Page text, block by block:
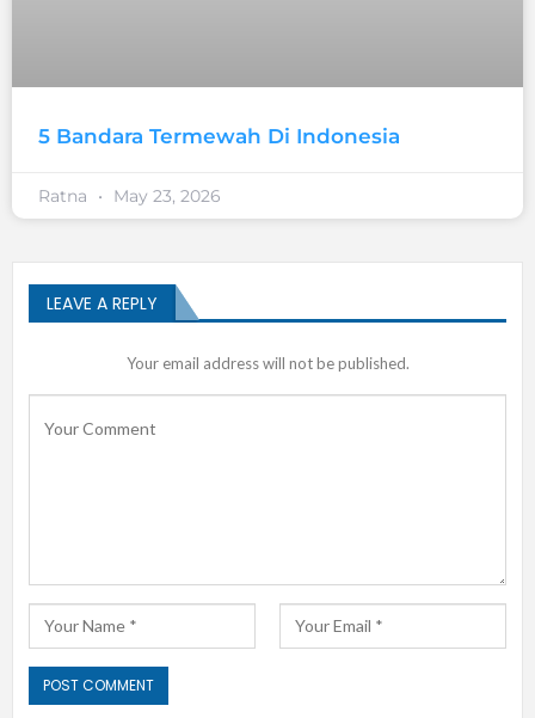
5 Bandara Termewah Di Indonesia
Ratna May 23, 2026
LEAVE A REPLY
Your email address will not be published.